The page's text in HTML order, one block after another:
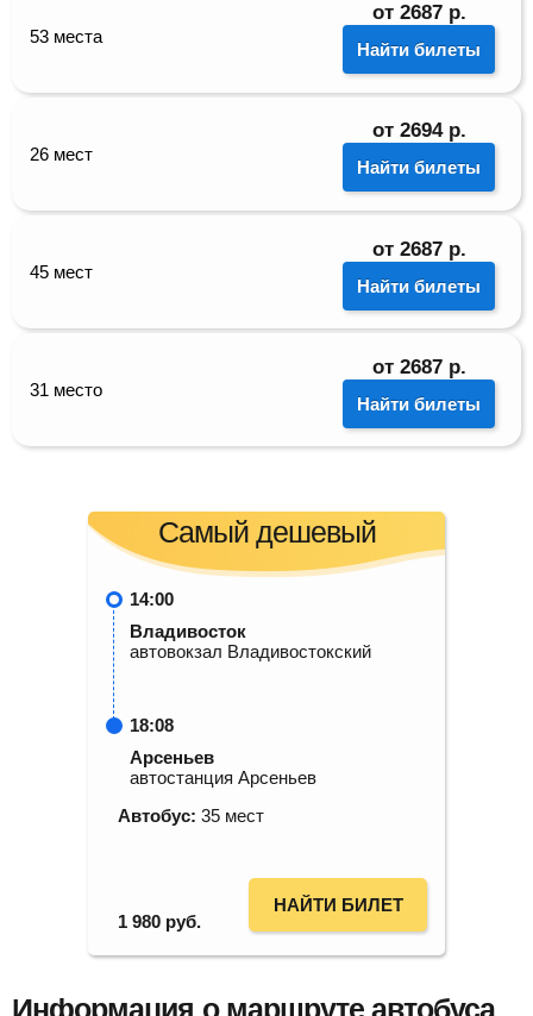
53 места
от 2687 р.
Найти билеты
26 мест
от 2694 р.
Найти билеты
45 мест
от 2687 р.
Найти билеты
31 место
от 2687 р.
Найти билеты
Самый дешевый
14:00
Владивосток
автовокзал Владивостокский
18:08
Арсеньев
автостанция Арсеньев
Автобус: 35 мест
1 980 руб.
НАЙТИ БИЛЕТ
Информация о маршруте автобуса